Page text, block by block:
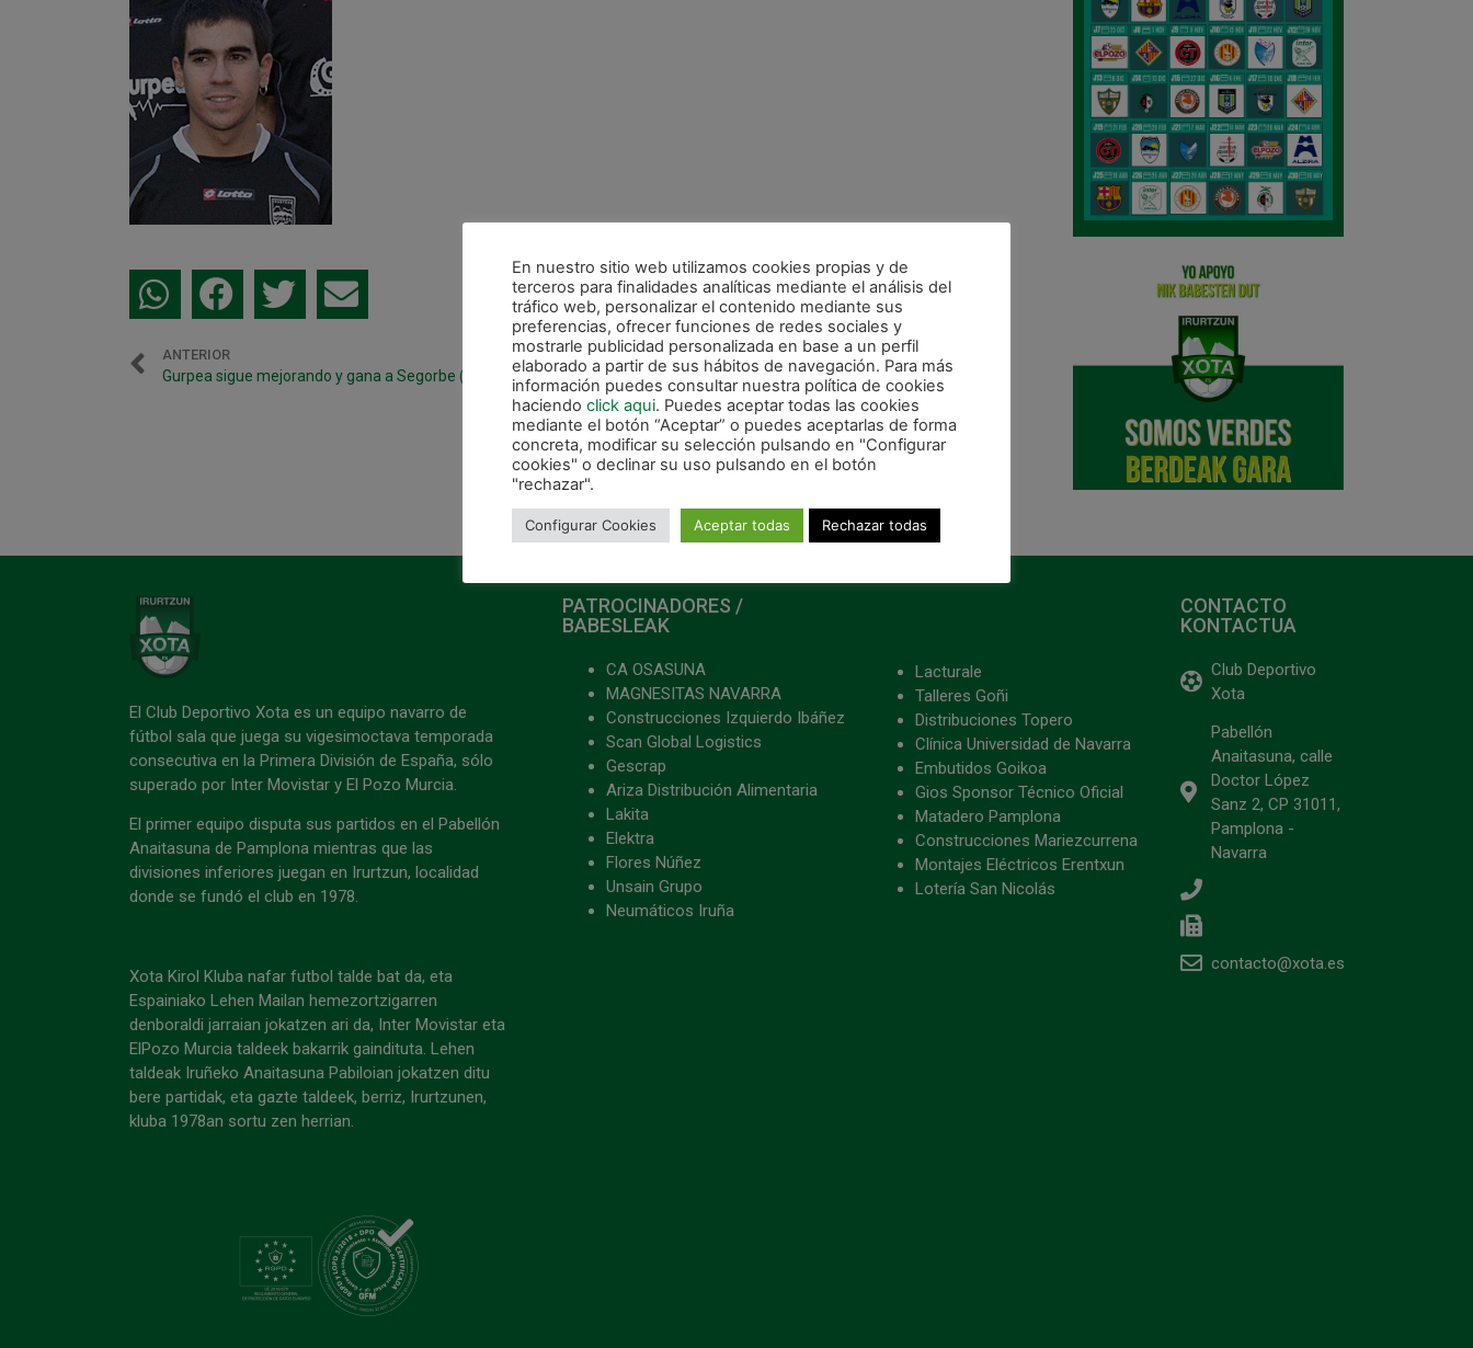
ANTERIOR
Gurpea sigue mejorando y gana a Segorbe (3-2)
El Club Deportivo Xota es un equipo navarro de
fútbol sala que juega su vigesimoctava temporada
consecutiva en la Primera División de España, sólo
superado por Inter Movistar y El Pozo Murcia.
El primer equipo disputa sus partidos en el Pabellón
Anaitasuna de Pamplona mientras que las
divisiones inferiores juegan en Irurtzun, localidad
donde se fundó el club en 1978.
Xota Kirol Kluba nafar futbol talde bat da, eta
Espainiako Lehen Mailan hemezortzigarren
denboraldi jarraian jokatzen ari da, Inter Movistar eta
ElPozo Murcia taldeek bakarrik gaindituta. Lehen
taldeak Iruñeko Anaitasuna Pabiloian jokatzen ditu
bere partidak, eta gazte taldeek, berriz, Irurtzunen,
kluba 1978an sortu zen herrian.
PATROCINADORES /
BABESLEAK
CA OSASUNA
MAGNESITAS NAVARRA
Construcciones Izquierdo Ibáñez
Scan Global Logistics
Gescrap
Ariza Distribución Alimentaria
Lakita
Elektra
Flores Núñez
Unsain Grupo
Neumáticos Iruña
Lacturale
Talleres Goñi
Distribuciones Topero
Clínica Universidad de Navarra
Embutidos Goikoa
Gios Sponsor Técnico Oficial
Matadero Pamplona
Construcciones Mariezcurrena
Montajes Eléctricos Erentxun
Lotería San Nicolás
CONTACTO
KONTACTUA
Club Deportivo
Xota
Pabellón
Anaitasuna, calle
Doctor López
Sanz 2, CP 31011,
Pamplona -
Navarra
contacto@xota.es
En nuestro sitio web utilizamos cookies propias y de
terceros para finalidades analíticas mediante el análisis del
tráfico web, personalizar el contenido mediante sus
preferencias, ofrecer funciones de redes sociales y
mostrarle publicidad personalizada en base a un perfil
elaborado a partir de sus hábitos de navegación. Para más
información puedes consultar nuestra política de cookies
haciendo click aqui. Puedes aceptar todas las cookies
mediante el botón “Aceptar” o puedes aceptarlas de forma
concreta, modificar su selección pulsando en "Configurar
cookies" o declinar su uso pulsando en el botón
"rechazar".
Configurar Cookies Aceptar todas Rechazar todas